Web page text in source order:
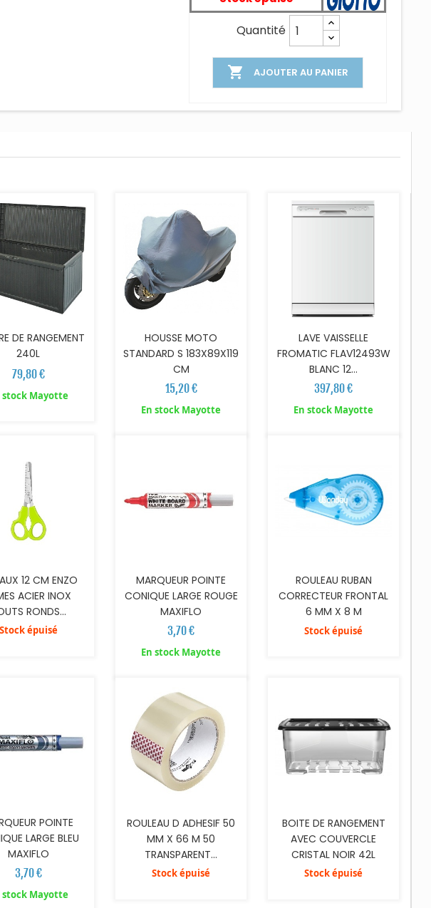
Quantité
 AJOUTER AU PANIER
DE RANGEMENT
240L
79,80 €
stock Mayotte
HOUSSE MOTO
STANDARD S 183X89X119
CM
15,20 €
En stock Mayotte
LAVE VAISSELLE
FROMATIC FLAV12493W
BLANC 12...
397,80 €
En stock Mayotte
12 CM ENZO
ACIER INOX
RONDS...
Stock épuisé
AJOUTER AU PANIER
MARQUEUR POINTE
CONIQUE LARGE ROUGE
MAXIFLO
3,70 €
En stock Mayotte
ROULEAU RUBAN
CORRECTEUR FRONTAL
6 MM X 8 M
Stock épuisé
POINTE
LARGE BLEU
MAXIFLO
3,70 €
stock Mayotte
ROULEAU D ADHESIF 50
MM X 66 M 50
TRANSPARENT...
Stock épuisé
BOITE DE RANGEMENT
AVEC COUVERCLE
CRISTAL NOIR 42L
Stock épuisé